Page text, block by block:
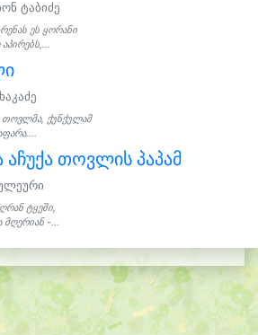
ტაბიძე
ეს ყორანი
ქუნქულამ
აჩუქა თოვლის პაპამ
ტყეში,
მღერიან -...